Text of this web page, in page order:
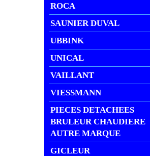
ROCA
SAUNIER DUVAL
UBBINK
UNICAL
VAILLANT
VIESSMANN
PIECES DETACHEES
BRULEUR CHAUDIERE
AUTRE MARQUE
GICLEUR